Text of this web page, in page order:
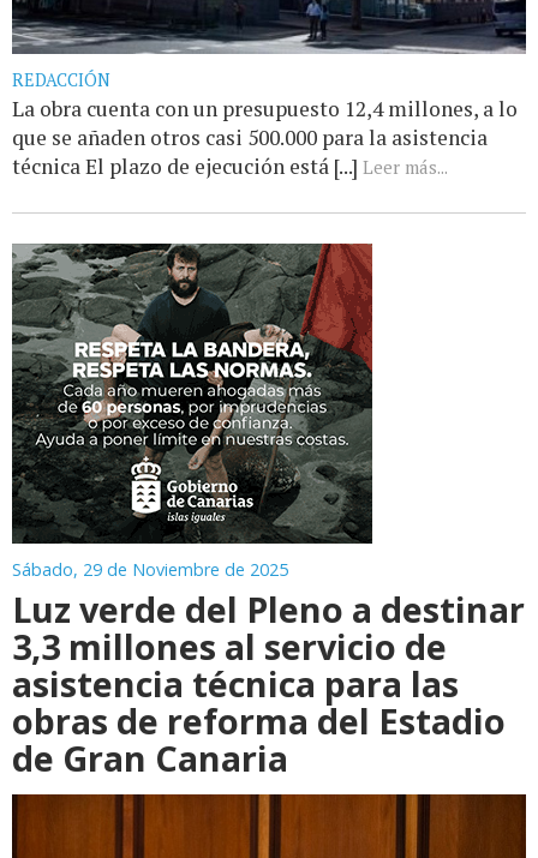
REDACCIÓN
La obra cuenta con un presupuesto 12,4 millones, a lo
que se añaden otros casi 500.000 para la asistencia
técnica El plazo de ejecución está [...] Leer más...
Sábado, 29 de Noviembre de 2025
Luz verde del Pleno a destinar
3,3 millones al servicio de
asistencia técnica para las
obras de reforma del Estadio
de Gran Canaria